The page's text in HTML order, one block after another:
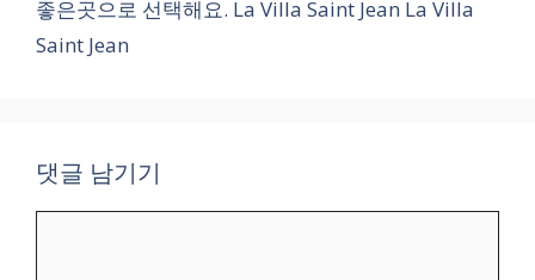
좋은곳으로 선택해요. La Villa Saint Jean La Villa
Saint Jean
댓글 남기기